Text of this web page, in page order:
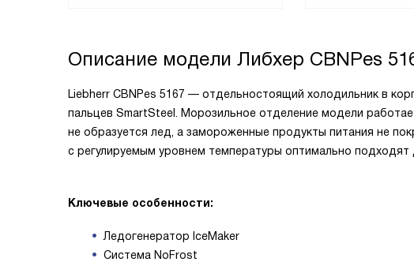
Описание модели Либхер CBNPes
Liebherr CBNPes 5167 — отдельностоящий холодильник в
пальцев SmartSteel. Морозильное отделение модели
не образуется лед, а замороженные продукты питания не
с регулируемым уровнем температуры оптимально
Ключевые особенности:
Ледогенератор IceMaker
Система NoFrost